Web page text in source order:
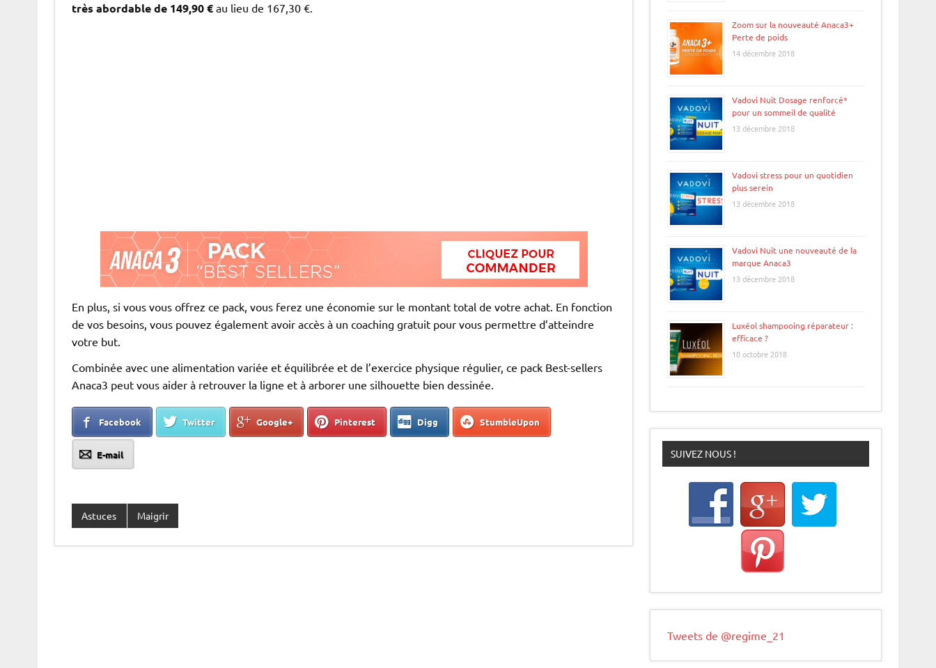
très abordable de 149,90 €au lieu de 167,30 €.
En plus, si vous vous offrez ce pack, vous ferez une économie sur le montant total de votre achat. En fonction
de vos besoins, vous pouvez également avoir accès à un coaching gratuit pour vous permettre d’atteindre
votre but.
Combinée avec une alimentation variée et équilibrée et de l’exercice physique régulier, ce pack Best-sellers
Anaca3 peut vous aider à retrouver la ligne et à arborer une silhouette bien dessinée.
Facebook Twitter Google+ Pinterest Digg StumbleUpon
E-mail
Astuces Maigrir
Zoom sur la nouveauté Anaca3+
Perte de poids
14 décembre 2018
Vadovi Nuit Dosage renforcé*
pour un sommeil de qualité
13 décembre 2018
Vadovi stress pour un quotidien
plus serein
13 décembre 2018
Vadovi Nuit une nouveauté de la
marque Anaca3
13 décembre 2018
Luxéol shampooing réparateur :
efficace ?
10 octobre 2018
SUIVEZ NOUS !
Tweets de @regime_21